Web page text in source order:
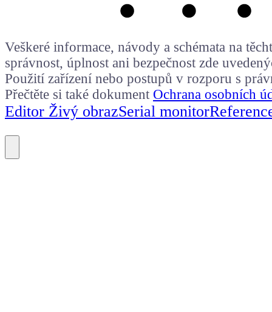
Veškeré informace, návody a schémata na
správnost, úplnost ani bezpečnost zde
Použití zařízení nebo postupů v rozporu s
Přečtěte si také dokument Ochrana osobních
Editor Živý obrazSerial monitor